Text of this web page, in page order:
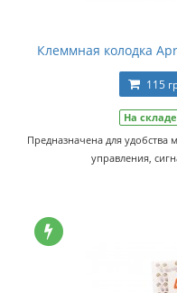
Клеммная колодка
115
На складе
Предназначена для удобства
управления,